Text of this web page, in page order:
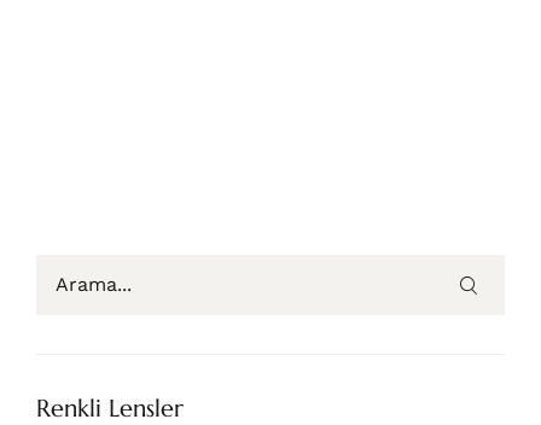
Renkli Lensler